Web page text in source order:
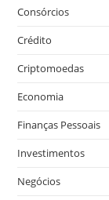
Consórcios
Crédito
Criptomoedas
Economia
Finanças Pessoais
Investimentos
Negócios